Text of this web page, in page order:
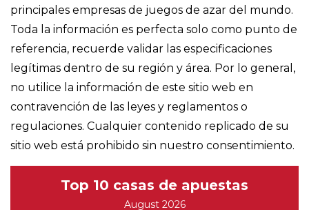
principales empresas de juegos de azar del mundo.
Toda la información es perfecta solo como punto de
referencia, recuerde validar las especificaciones
legítimas dentro de su región y área. Por lo general,
no utilice la información de este sitio web en
contravención de las leyes y reglamentos o
regulaciones. Cualquier contenido replicado de su
sitio web está prohibido sin nuestro consentimiento.
Top 10 casas de apuestas
August 2026